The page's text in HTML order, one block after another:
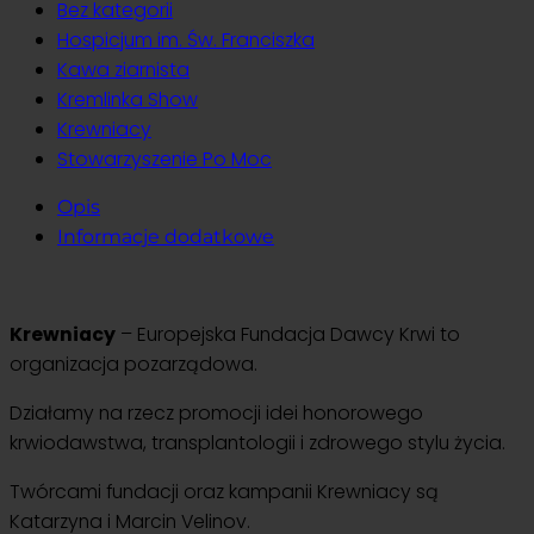
Bez kategorii
Hospicjum im. Św. Franciszka
Kawa ziarnista
Kremlinka Show
Krewniacy
Stowarzyszenie Po Moc
Opis
Informacje dodatkowe
Krewniacy – Europejska Fundacja Dawcy Krwi to
organizacja pozarządowa.
Działamy na rzecz promocji idei honorowego
krwiodawstwa, transplantologii i zdrowego stylu życia.
Twórcami fundacji oraz kampanii Krewniacy są
Katarzyna i Marcin Velinov.